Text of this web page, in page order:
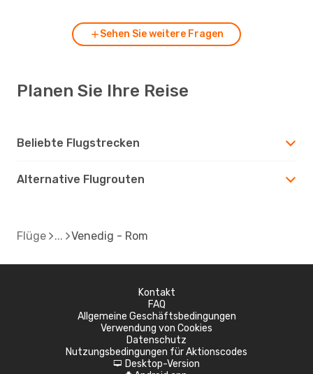
Sehen Sie weitere Fragen
Planen Sie Ihre Reise
Beliebte Flugstrecken
Alternative Flugrouten
Flüge Venedig - Rom
Kontakt
FAQ
Allgemeine Geschäftsbedingungen
Verwendung von Cookies
Datenschutz
Nutzungsbedingungen für Aktionscodes
d Desktop-Version